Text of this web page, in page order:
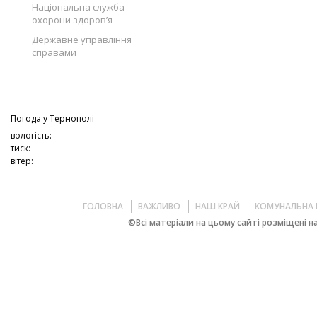
Національна служба
охорони здоров’я
Державне управління
справами
Погода уТернополі
вологість:
тиск:
вітер:
ГОЛОВНА ВАЖЛИВО НАШ КРАЙ
КОМУНАЛЬНА
©Всі матеріали на цьому сайті розміщені